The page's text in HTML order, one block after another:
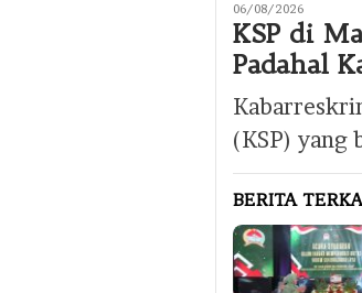
06/08/2026
KSP di
Padahal
(KSP) yang
BERITA